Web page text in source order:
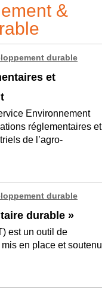
&
durable
et
Environnement
réglementaires et
de l’agro-
durable
durable »
est un outil de
en place et soutenu